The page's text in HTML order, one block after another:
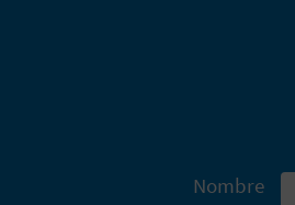
Nombre